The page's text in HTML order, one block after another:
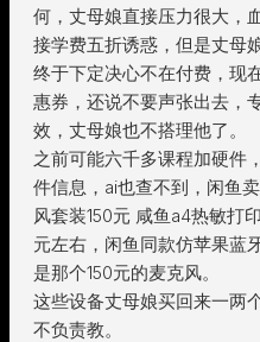
何，丈母娘直接压力很大，
接学费五折诱惑，但是丈母
终于下定决心不在付费，现
惠券，还说不要声张出去，
效，丈母娘也不搭理他了。
之前可能六千多课程加硬件
件信息，ai也查不到，闲鱼
风套装150元 咸鱼a4热敏打
元左右，闲鱼同款仿苹果蓝
是那个150元的麦克风。
这些设备丈母娘买回来一两
不负责教。